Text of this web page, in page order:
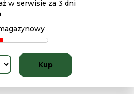
w serwisie za 3 dni
Kup